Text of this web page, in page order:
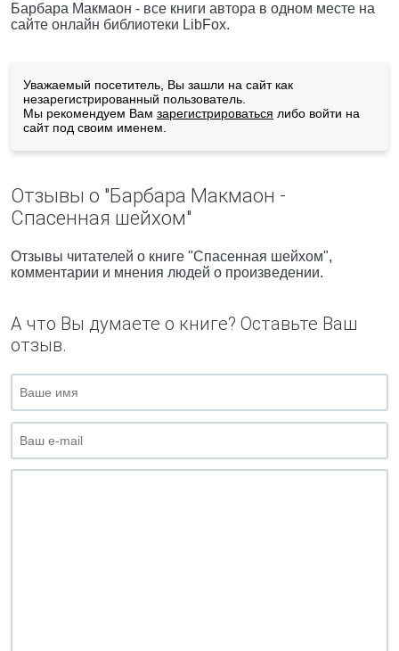
Барбара Макмаон - все книги автора в одном месте на
сайте онлайн библиотеки LibFox.
Уважаемый посетитель, Вы зашли на сайт как
незарегистрированный пользователь.
Мы рекомендуем Вам зарегистрироваться либо войти на
сайт под своим именем.
Отзывы о "Барбара Макмаон -
Спасенная шейхом"
Отзывы читателей о книге "Спасенная шейхом",
комментарии и мнения людей о произведении.
А что Вы думаете о книге? Оставьте Ваш
отзыв.